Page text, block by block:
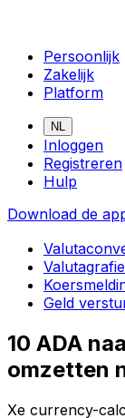
Persoonlijk
Zakelijk
Platform
NL
Inloggen
Registreren
Hulp
Download de
Geld
10 ADA
omzetten
Xe currency-